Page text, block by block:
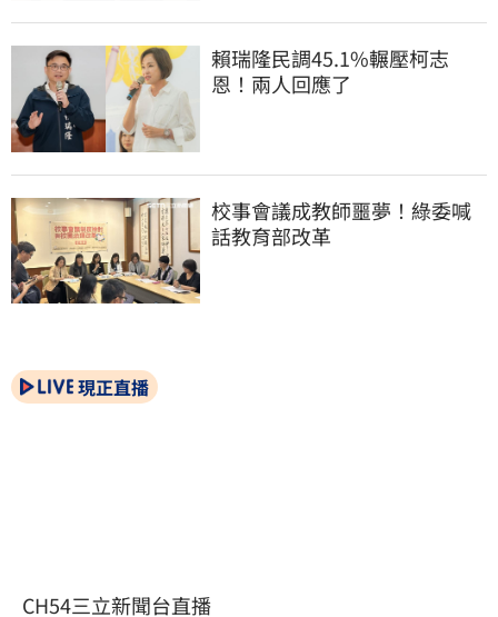
賴瑞隆民調45.1%輾壓柯志
恩！兩人回應了
校事會議成教師噩夢！綠委喊
話教育部改革
現正直播
CH54三立新聞台直播